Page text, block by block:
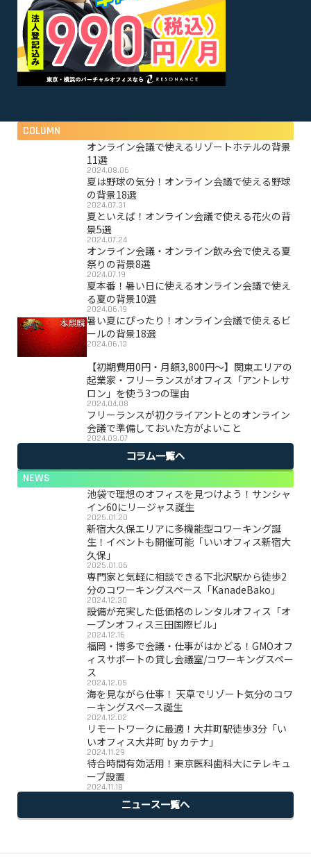
COLUMN
オンライン会議で使えるリゾートホテルの背景
11選
2024.08.06
夏は野球の気分！オンライン会議で使える野球
の背景18選
2024.07.31
夏といえば！オンライン会議で使える花火の背
景5選
2024.07.24
オンライン会議・オンライン飲み会で使える夏
祭りの背景8選
2024.07.19
夏本番！暑い日に使えるオンライン会議で使え
る夏の背景10選
2024.06.19
暑い夏にぴったり！オンライン会議で使えるビ
ールの背景18選
2024.06.13
【初期費用0円・月額3,800円〜】関東エリアの
起業家・フリーランスがオフィス「アントレサ
ロン」を使う3つの理由
2024.04.08
フリーランスが初クライアントとのオンライン
会議で準備しておいた方がよいこと
2024.03.07
コラム一覧へ
NEWS
池袋で理想のオフィスを見つけよう！サンシャ
イン60にリージャス誕生
2025.01.20
新宿大久保エリアに多機能型コワーキング誕
生！イベントも開催可能「いいオフィス新宿大
久保」
2025.01.06
専門家と気軽に相談できる下北沢駅から徒歩2
分のコワーキングスペース「KanadeBako」
2024.12.30
設備が充実した低価格のレンタルオフィス「オ
ープンオフィス三田国際ビル」
2024.12.16
福岡・博多で会議・仕事がはかどる！GMOオフ
ィスサポートの貸し会議室/コワーキングスペー
ス
2024.12.05
海を見ながら仕事！ 天草でリゾート気分のコワ
ーキングスペース誕生
2024.12.02
リモートワークに最適！大井町駅徒歩3分「い
いオフィス大井町 by カテナ」
2024.11.29
待合時間有効活用！東京医科歯科大にテレキュ
ーブ設置
2024.11.18
ニュース一覧へ